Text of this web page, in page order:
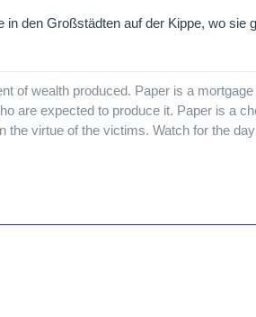
den Großstädten auf der Kippe, wo sie
of wealth produced. Paper is a
are expected to produce it. Paper is a
the virtue of the victims. Watch for the